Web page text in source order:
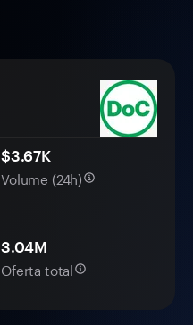
$3.67K
Volume (24h)
3.04M
Oferta total